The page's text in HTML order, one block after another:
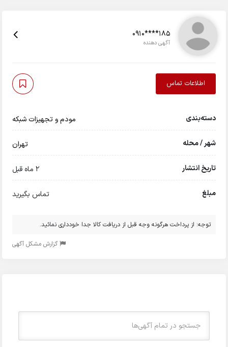
0910****185
آگهی دهنده
اطلاعات تماس
دسته‌بندی مودم و تجهیزات شبکه
شهر / محله تهران
تاریخ انتشار 2 ماه قبل
مبلغ تماس بگیرید
توجه: از پرداخت هرگونه وجه قبل از دریافت کالا جدا خودداری نمائید.
گزارش مشکل آگهی